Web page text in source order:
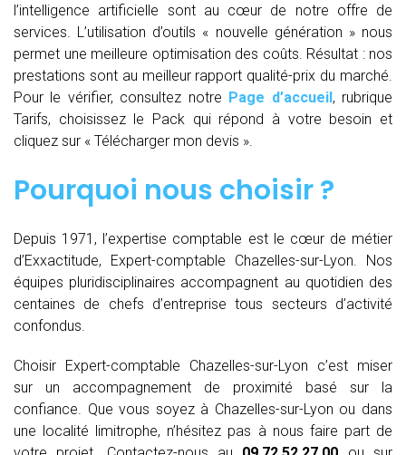
l’intelligence artificielle sont au cœur de notre offre de
services. L’utilisation d’outils « nouvelle génération » nous
permet une meilleure optimisation des coûts. Résultat : nos
prestations sont au meilleur rapport qualité-prix du marché.
Pour le vérifier, consultez notre Page d’accueil, rubrique
Tarifs, choisissez le Pack qui répond à votre besoin et
cliquez sur « Télécharger mon devis ».
Pourquoi nous choisir ?
Depuis 1971, l’expertise comptable est le cœur de métier
d’Exxactitude, Expert-comptable Chazelles-sur-Lyon. Nos
équipes pluridisciplinaires accompagnent au quotidien des
centaines de chefs d’entreprise tous secteurs d’activité
confondus.
Choisir Expert-comptable Chazelles-sur-Lyon c’est miser
sur un accompagnement de proximité basé sur la
confiance. Que vous soyez à Chazelles-sur-Lyon ou dans
une localité limitrophe, n’hésitez pas à nous faire part de